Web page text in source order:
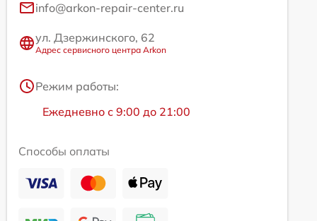
info@arkon-repair-center.ru
ул. Дзержинского, 62
Адрес сервисного центра Arkon
Режим работы:
Ежедневно с 9:00 до 21:00
Способы оплаты